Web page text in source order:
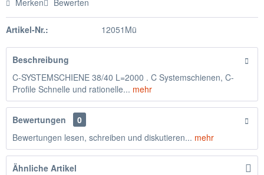
Merken Bewerten
Artikel-Nr.: 12051Mü
Beschreibung
C-SYSTEMSCHIENE 38/40 L=2000 . C Systemschienen, C-
Profile Schnelle und rationelle... mehr
Bewertungen
0
Bewertungen lesen, schreiben und diskutieren... mehr
Ähnliche Artikel